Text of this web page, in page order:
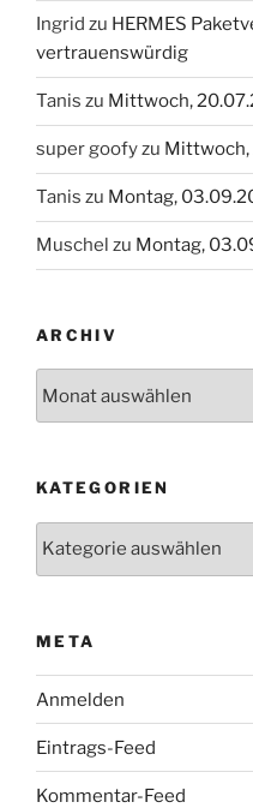
Ingrid zu HERMES
vertrauenswürdig
Tanis zu Mittwoch,
super goofyzu Mittwoch,
Tanis zu Montag,
Muschel zu Montag,
ARCHIV
KATEGORIEN
META
Anmelden
Eintrags-Feed
Kommentar-Feed